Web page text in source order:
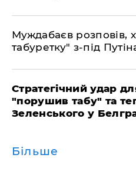
Муждабаєв розповів,
табуретку" з-під
Стратегічний удар
"порушив табу" та
Зеленського у
Більше